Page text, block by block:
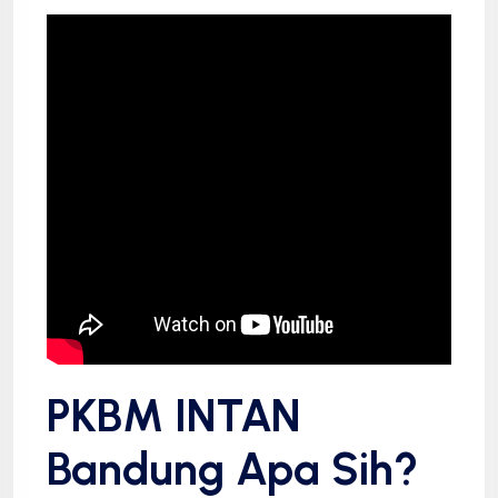
PKBM INTAN
Bandung Apa Sih?